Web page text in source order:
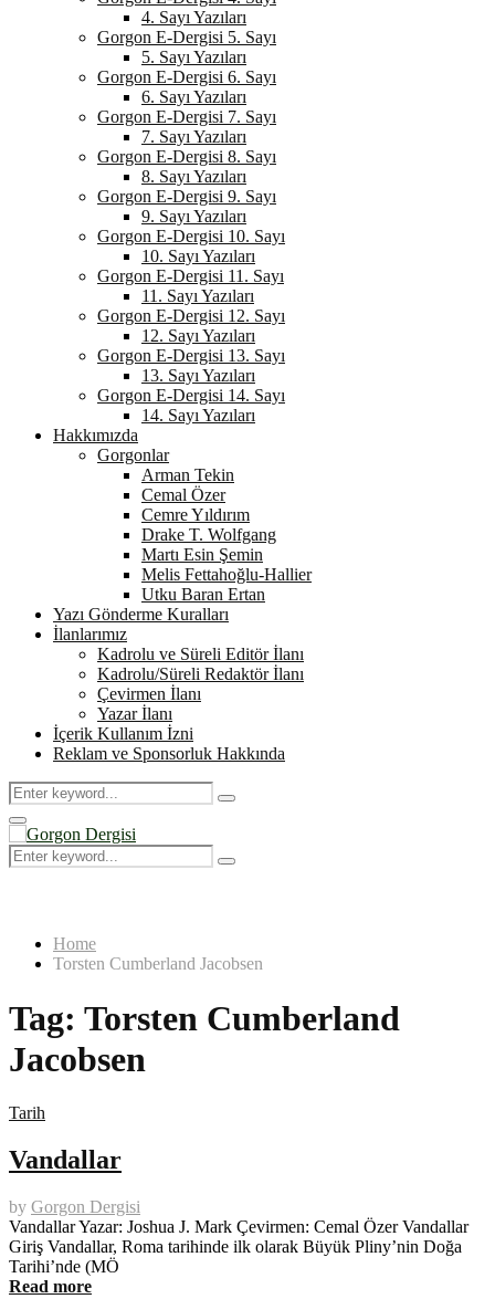
4. Sayı Yazıları
Gorgon E-Dergisi 5. Sayı
5. Sayı Yazıları
Gorgon E-Dergisi 6. Sayı
6. Sayı Yazıları
Gorgon E-Dergisi 7. Sayı
7. Sayı Yazıları
Gorgon E-Dergisi 8. Sayı
8. Sayı Yazıları
Gorgon E-Dergisi 9. Sayı
9. Sayı Yazıları
Gorgon E-Dergisi 10. Sayı
10. Sayı Yazıları
Gorgon E-Dergisi 11. Sayı
11. Sayı Yazıları
Gorgon E-Dergisi 12. Sayı
12. Sayı Yazıları
Gorgon E-Dergisi 13. Sayı
13. Sayı Yazıları
Gorgon E-Dergisi 14. Sayı
14. Sayı Yazıları
Hakkımızda
Gorgonlar
Arman Tekin
Cemal Özer
Cemre Yıldırım
Drake T. Wolfgang
Martı Esin Şemin
Melis Fettahoğlu-Hallier
Utku Baran Ertan
Yazı Gönderme Kuralları
İlanlarımız
Kadrolu ve Süreli Editör İlanı
Kadrolu/Süreli Redaktör İlanı
Çevirmen İlanı
Yazar İlanı
İçerik Kullanım İzni
Reklam ve Sponsorluk Hakkında
Search
for:
Search
Primary
Menu
Search
for:
Search
Home
Torsten Cumberland Jacobsen
Tag: Torsten Cumberland
Jacobsen
Tarih
Vandallar
by Gorgon Dergisi
Vandallar Yazar: Joshua J. Mark Çevirmen: Cemal Özer Vandallar
Giriş Vandallar, Roma tarihinde ilk olarak Büyük Pliny’nin Doğa
Tarihi’nde (MÖ
Read more